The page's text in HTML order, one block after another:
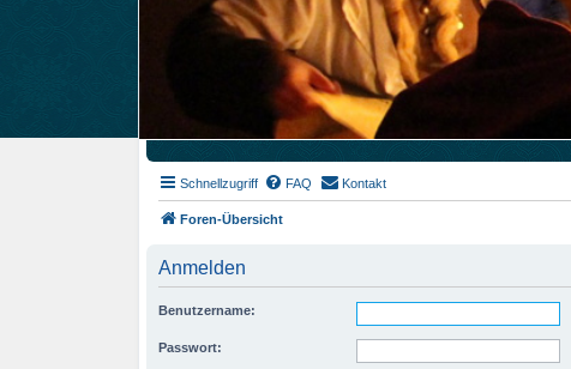
Schnellzugriff FAQ Kontakt
Foren-Übersicht
Anmelden
Benutzername:
Passwort: